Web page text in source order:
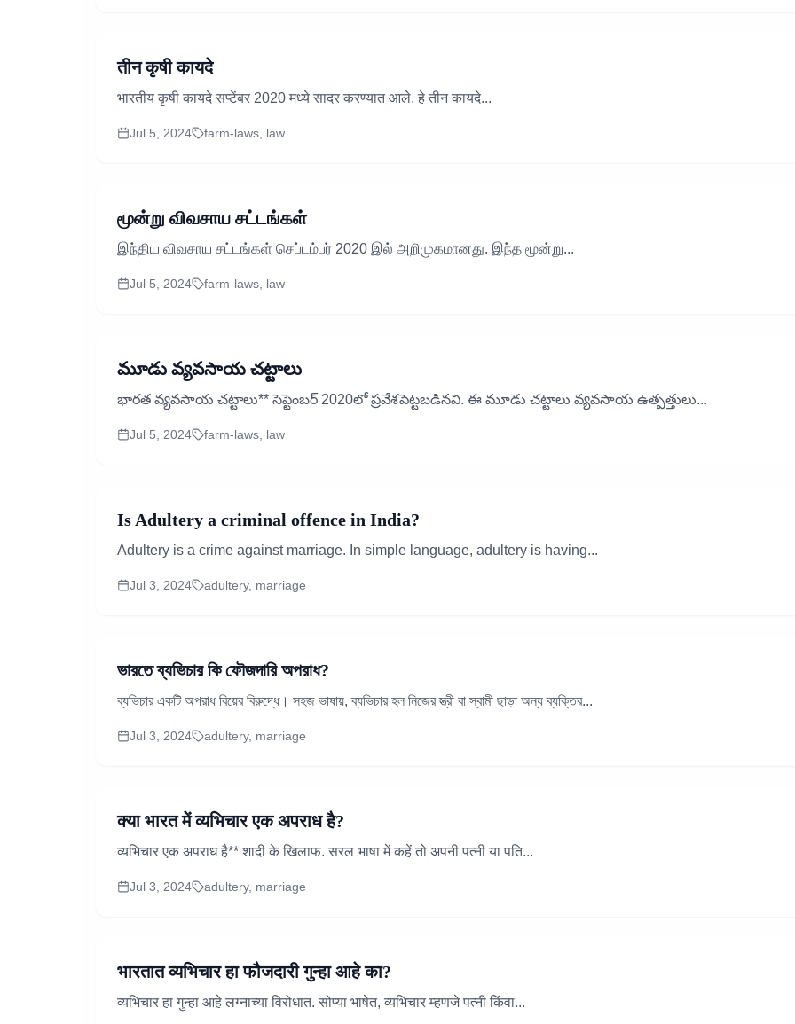
तीन कृषी कायदे
भारतीय कृषी कायदे सप्टेंबर 2020 मध्ये सादर करण्यात आले. हे तीन कायदे...
Jul 5, 2024 farm-laws, law
மூன்று விவசாய சட்டங்கள்
இந்திய விவசாய சட்டங்கள் செப்டம்பர் 2020 இல் அறிமுகமானது. இந்த மூன்று...
Jul 5, 2024 farm-laws, law
మూడు వ్యవసాయ చట్టాలు
భారత వ్యవసాయ చట్టాలు** సెప్టెంబర్ 2020లో ప్రవేశపెట్టబడినవి. ఈ మూడు చట్టాలు వ్యవసాయ ఉత్పత్తులు...
Jul 5, 2024 farm-laws, law
Is Adultery a criminal offence in India?
Adultery is a crime against marriage. In simple language, adultery is having...
Jul 3, 2024 adultery, marriage
ভারতে ব্যভিচার কি ফৌজদারি অপরাধ?
ব্যভিচার একটি অপরাধ বিয়ের বিরুদ্ধে। সহজ ভাষায়, ব্যভিচার হল নিজের স্ত্রী বা স্বামী ছাড়া অন্য ব্যক্তির...
Jul 3, 2024 adultery, marriage
क्या भारत में व्यभिचार एक अपराध है?
व्यभिचार एक अपराध है** शादी के खिलाफ. सरल भाषा में कहें तो अपनी पत्नी या पति...
Jul 3, 2024 adultery, marriage
भारतात व्यभिचार हा फौजदारी गुन्हा आहे का?
व्यभिचार हा गुन्हा आहे लग्नाच्या विरोधात. सोप्या भाषेत, व्यभिचार म्हणजे पत्नी किंवा...